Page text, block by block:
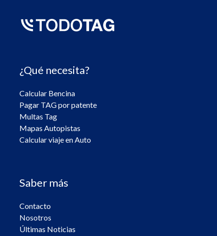
¿Qué necesita?
Calcular Bencina
Pagar TAG por patente
Multas Tag
Mapas Autopistas
Calcular viaje en Auto
Saber más
Contacto
Nosotros
Últimas Noticias